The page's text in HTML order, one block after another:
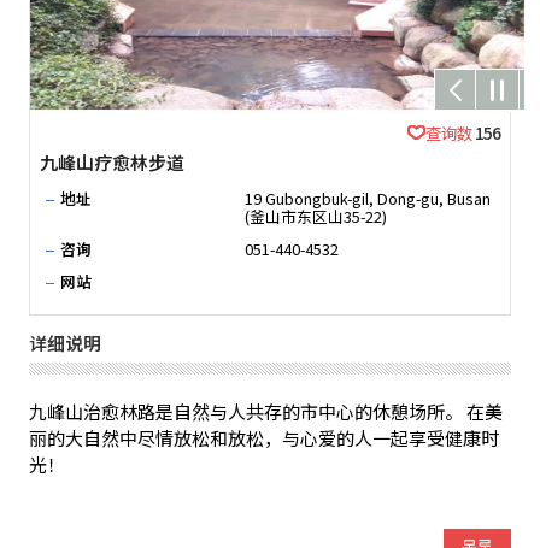
메뉴 열기
查询数156
九峰山疗愈林步道
地址 19 Gubongbuk-gil, Dong-gu, Busan
(釜山市东区山35-22)
咨询
051-440-4532
网站
详细说明
九峰山治愈林路是自然与人共存的市中心的休憩场所。 在美
丽的大自然中尽情放松和放松，与心爱的人一起享受健康时
光！